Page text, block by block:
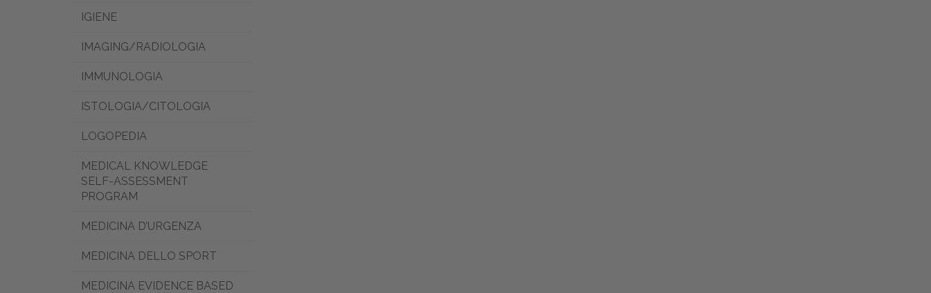
IGIENE
IMAGING/RADIOLOGIA
IMMUNOLOGIA
ISTOLOGIA/CITOLOGIA
LOGOPEDIA
MEDICAL KNOWLEDGE
SELF-ASSESSMENT
PROGRAM
MEDICINA D’URGENZA
MEDICINA DELLO SPORT
MEDICINA EVIDENCE BASED